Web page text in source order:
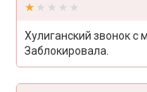
★★★★★
★★★★★
Хулиганский звонок с
Заблокировала.